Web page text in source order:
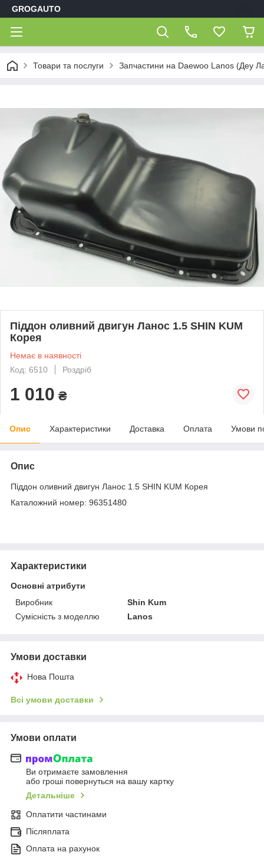
GROGAUTO
Товари та послуги Запчастини на Daewoo Lanos (Деу
Піддон оливний двигун Ланос 1.5 SHIN KUM
Корея
Немає в наявності
Код: 6510
Роздріб
1 010 ₴
Опис Характеристики Доставка Оплата Умови
Опис
Піддон оливний двигун Ланос 1.5 SHIN KUM Корея
Каталожний номер: 96351480
Характеристики
Основні атрибути
Виробник
Shin Kum
Сумісність з моделлю
Lanos
Умови доставки
Нова Пошта
Всі умови доставки
Умови оплати
Ви отримаєте замовлення
або гроші повернуться на вашу картку
Детальніше
Оплатити частинами
Післяплата
Оплата на рахунок